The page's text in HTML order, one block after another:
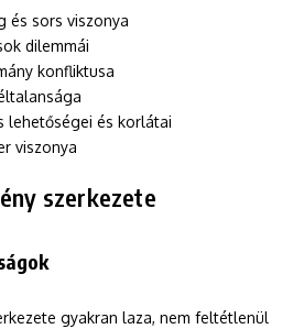
és sors viszonya
dilemmái
konfliktusa
lehetőségei és korlátai
viszonya
szerkezete
gyakran laza, nem feltétlenül